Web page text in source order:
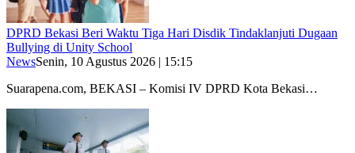
DPRD Bekasi Beri Waktu Tiga Hari Disdik Tindaklanjuti Dugaan
Bullying di Unity School
NewsSenin, 10 Agustus 2026 | 15:15
Suarapena.com, BEKASI – Komisi IV DPRD Kota Bekasi…